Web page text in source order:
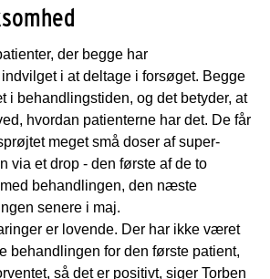
der begge har
i at deltage i forsøget. Begge
i behandlingstiden, og det betyder, at
hvordan patienterne har det. De får
meget små doser af super-
via et drop - den første af de to
behandlingen, den næste
senere i maj.
er lovende. Der har ikke været
behandlingen for den første patient,
så det er positivt, siger Torben